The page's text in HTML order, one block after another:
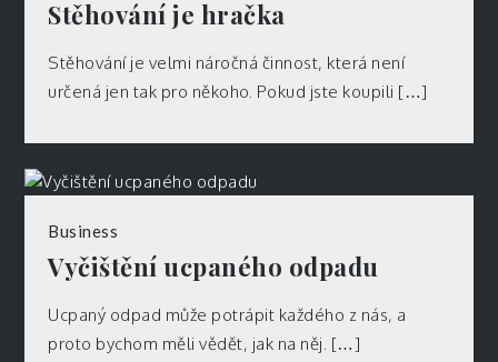
Stěhování je hračka
Stěhování je velmi náročná činnost, která není
určená jen tak pro někoho. Pokud jste koupili […]
Business
Vyčištění ucpaného odpadu
Ucpaný odpad může potrápit každého z nás, a
proto bychom měli vědět, jak na něj. […]